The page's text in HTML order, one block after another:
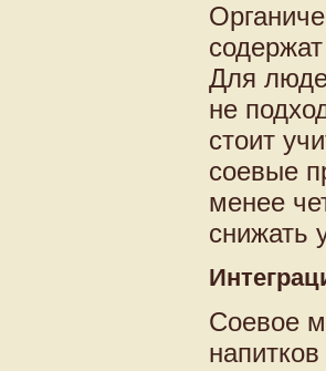
Для
не
стоит
соевые
менее
снижать
Соевое